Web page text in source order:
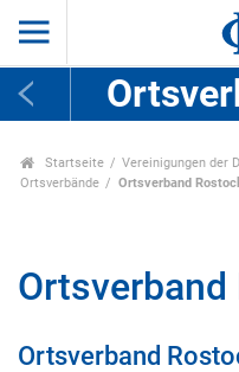
Startseite Vereinigungen der
Ortsverbände
Ortsverband
Ortsverband